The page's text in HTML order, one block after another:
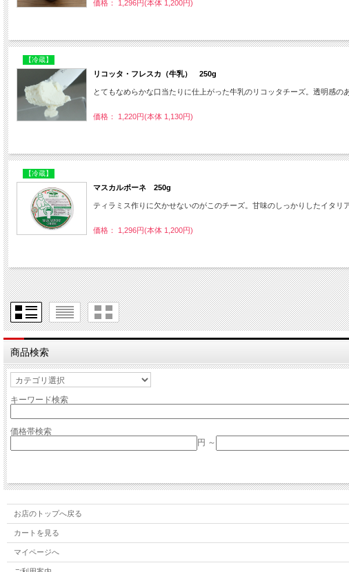
価格： 1,296円(本体 1,200円)
【冷蔵】
リコッタ・フレスカ（牛乳） 250g
とてもなめらかな口当たりに仕上がった牛乳のリコッタチーズ。透明感の
価格： 1,220円(本体 1,130円)
【冷蔵】
マスカルポーネ 250g
ティラミス作りに欠かせないのがこのチーズ。甘味のしっかりしたイタ
価格： 1,296円(本体 1,200円)
商品検索
キーワード検索
価格帯検索
円 ～
お店のトップへ戻る
カートを見る
マイページへ